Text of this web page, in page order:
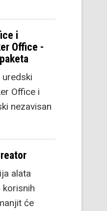
i
Office -
uredski
Office i
nezavisan
alata
korisnih
će